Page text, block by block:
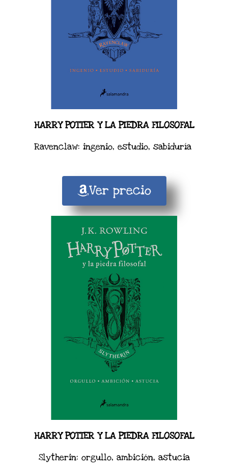
HARRY POTTER Y LA PIEDRA FILOSOFAL
Ravenclaw: ingenio, estudio, sabiduría
Ver precio
HARRY POTTER Y LA PIEDRA FILOSOFAL
Slytherin: orgullo, ambición, astucia